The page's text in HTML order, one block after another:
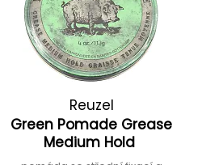
Reuzel
Green Pomade Grease
Medium Hold